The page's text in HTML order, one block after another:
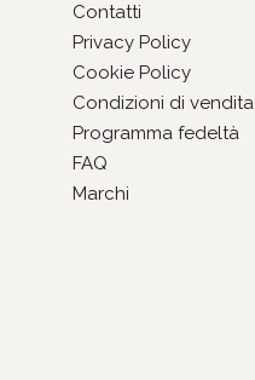
Contatti
Privacy Policy
Cookie Policy
Condizioni di vendita
Programma fedeltà
FAQ
Marchi